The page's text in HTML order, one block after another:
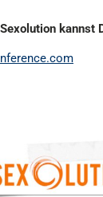
kannst